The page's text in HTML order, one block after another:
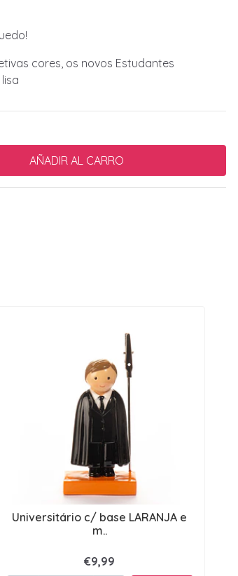
cores, os novos Estudantes
Universitário c/ base LARANJA e
m..
€9,99